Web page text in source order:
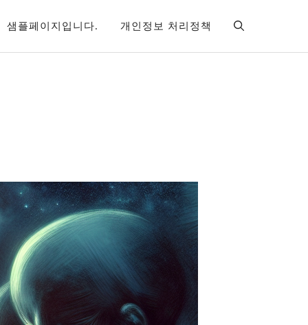
샘플페이지입니다. 개인정보 처리정책